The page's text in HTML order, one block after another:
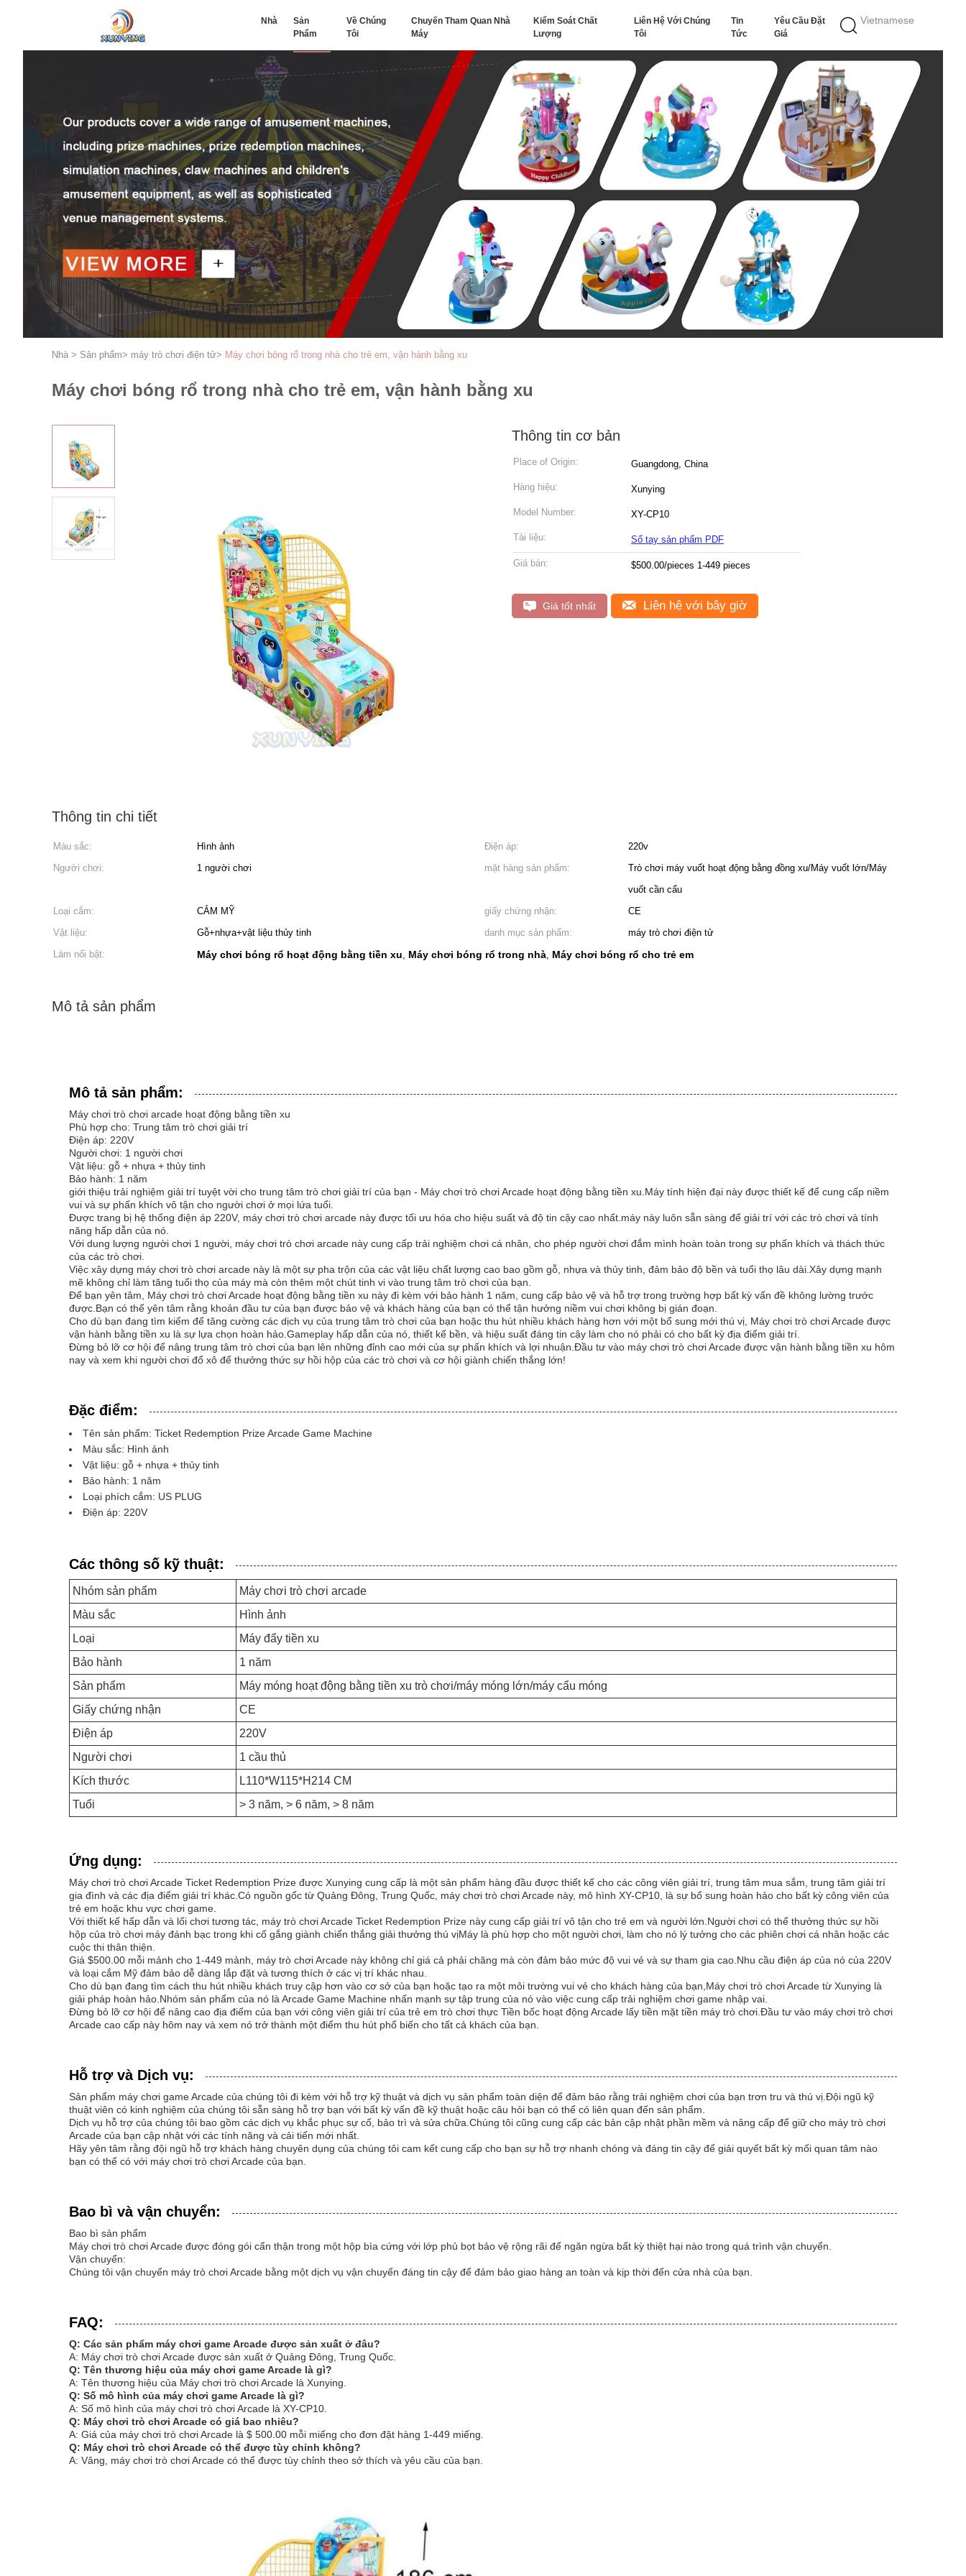
Vietnamese
Nhà
Sản
Phẩm
Về Chúng
Tôi
Chuyến Tham Quan Nhà
Máy
Kiểm Soát Chất
Lượng
Liên Hệ Với Chúng
Tôi
Tin
Tức
Yêu Cầu Đặt
Giá
Nhà > Sản phẩm> máy trò chơi điện tử> Máy chơi bóng rổ trong nhà cho trẻ em, vận hành bằng xu
Máy chơi bóng rổ trong nhà cho trẻ em, vận hành bằng xu
Thông tin cơ bản
Place of Origin: Guangdong, China
Hàng hiệu: Xunying
Model Number: XY-CP10
Tài liệu: Sổ tay sản phẩm PDF
Giá bán: $500.00/pieces 1-449 pieces
Giá tốt nhất Liên hệ với bây giờ
Thông tin chi tiết
Màu sắc: Hình ảnh Điện áp:
220v
Người chơi:
1 người chơi mặt hàng sản phẩm:
Trò chơi máy vuốt hoạt động bằng đồng xu/Máy vuốt lớn/Máy
vuốt cần cẩu
Loại cắm:
CẮM MỸ giấy chứng nhận:
CE
Vật liệu:
Gỗ+nhựa+vật liệu thủy tinh danh mục sản phẩm:
máy trò chơi điện tử
Làm nổi bật:
Máy chơi bóng rổ hoạt động bằng tiền xu, Máy chơi bóng rổ trong nhà, Máy chơi bóng rổ cho trẻ em
Mô tả sản phẩm
Mô tả sản phẩm:
Máy chơi trò chơi arcade hoạt động bằng tiền xu
Phù hợp cho: Trung tâm trò chơi giải trí
Điện áp: 220V
Người chơi: 1 người chơi
Vật liệu: gỗ + nhựa + thủy tinh
Bảo hành: 1 năm
giới thiệu trải nghiệm giải trí tuyệt vời cho trung tâm trò chơi giải trí của bạn - Máy chơi trò chơi Arcade hoạt động bằng tiền xu.Máy tính hiện đại này được thiết kế để cung cấp niềm
vui và sự phấn khích vô tận cho người chơi ở mọi lứa tuổi.
Được trang bị hệ thống điện áp 220V, máy chơi trò chơi arcade này được tối ưu hóa cho hiệu suất và độ tin cậy cao nhất.máy này luôn sẵn sàng để giải trí với các trò chơi và tính
năng hấp dẫn của nó.
Với dung lượng người chơi 1 người, máy chơi trò chơi arcade này cung cấp trải nghiệm chơi cá nhân, cho phép người chơi đắm mình hoàn toàn trong sự phấn khích và thách thức
của các trò chơi.
Việc xây dựng máy chơi trò chơi arcade này là một sự pha trộn của các vật liệu chất lượng cao bao gồm gỗ, nhựa và thủy tinh, đảm bảo độ bền và tuổi thọ lâu dài.Xây dựng mạnh
mẽ không chỉ làm tăng tuổi thọ của máy mà còn thêm một chút tinh vi vào trung tâm trò chơi của bạn.
Để bạn yên tâm, Máy chơi trò chơi Arcade hoạt động bằng tiền xu này đi kèm với bảo hành 1 năm, cung cấp bảo vệ và hỗ trợ trong trường hợp bất kỳ vấn đề không lường trước
được.Bạn có thể yên tâm rằng khoản đầu tư của bạn được bảo vệ và khách hàng của bạn có thể tận hưởng niềm vui chơi không bị gián đoạn.
Cho dù bạn đang tìm kiếm để tăng cường các dịch vụ của trung tâm trò chơi của bạn hoặc thu hút nhiều khách hàng hơn với một bổ sung mới thú vị, Máy chơi trò chơi Arcade được
vận hành bằng tiền xu là sự lựa chọn hoàn hảo.Gameplay hấp dẫn của nó, thiết kế bền, và hiệu suất đáng tin cậy làm cho nó phải có cho bất kỳ địa điểm giải trí.
Đừng bỏ lỡ cơ hội để nâng trung tâm trò chơi của bạn lên những đỉnh cao mới của sự phấn khích và lợi nhuận.Đầu tư vào máy chơi trò chơi Arcade được vận hành bằng tiền xu hôm
nay và xem khi người chơi đổ xô để thưởng thức sự hồi hộp của các trò chơi và cơ hội giành chiến thắng lớn!
Đặc điểm:
Tên sản phẩm: Ticket Redemption Prize Arcade Game Machine
Màu sắc: Hình ảnh
Vật liệu: gỗ + nhựa + thủy tinh
Bảo hành: 1 năm
Loại phích cắm: US PLUG
Điện áp: 220V
Các thông số kỹ thuật:
Nhóm sản phẩm
Máy chơi trò chơi arcade
Màu sắc
Hình ảnh
Loại
Máy đẩy tiền xu
Bảo hành
1 năm
Sản phẩm
Máy móng hoạt động bằng tiền xu trò chơi/máy móng lớn/máy cẩu móng
Giấy chứng nhận
CE
Điện áp
220V
Người chơi
1 cầu thủ
Kích thước
L110*W115*H214 CM
Tuổi
> 3 năm, > 6 năm, > 8 năm
Ứng dụng:
Máy chơi trò chơi Arcade Ticket Redemption Prize được Xunying cung cấp là một sản phẩm hàng đầu được thiết kế cho các công viên giải trí, trung tâm mua sắm, trung tâm giải trí
gia đình và các địa điểm giải trí khác.Có nguồn gốc từ Quảng Đông, Trung Quốc, máy chơi trò chơi Arcade này, mô hình XY-CP10, là sự bổ sung hoàn hảo cho bất kỳ công viên của
trẻ em hoặc khu vực chơi game.
Với thiết kế hấp dẫn và lối chơi tương tác, máy trò chơi Arcade Ticket Redemption Prize này cung cấp giải trí vô tận cho trẻ em và người lớn.Người chơi có thể thưởng thức sự hồi
hộp của trò chơi máy đánh bạc trong khi cố gắng giành chiến thắng giải thưởng thú vịMáy là phù hợp cho một người chơi, làm cho nó lý tưởng cho các phiên chơi cá nhân hoặc các
cuộc thi thân thiện.
Giá $500.00 mỗi mảnh cho 1-449 mảnh, máy trò chơi Arcade này không chỉ giá cả phải chăng mà còn đảm bảo mức độ vui vẻ và sự tham gia cao.Nhu cầu điện áp của nó của 220V
và loại cắm Mỹ đảm bảo dễ dàng lắp đặt và tương thích ở các vị trí khác nhau.
Cho dù bạn đang tìm cách thu hút nhiều khách truy cập hơn vào cơ sở của bạn hoặc tạo ra một môi trường vui vẻ cho khách hàng của bạn,Máy chơi trò chơi Arcade từ Xunying là
giải pháp hoàn hảo.Nhóm sản phẩm của nó là Arcade Game Machine nhấn mạnh sự tập trung của nó vào việc cung cấp trải nghiệm chơi game nhập vai.
Đừng bỏ lỡ cơ hội để nâng cao địa điểm của bạn với công viên giải trí của trẻ em trò chơi thực Tiền bốc hoạt động Arcade lấy tiền mặt tiền máy trò chơi.Đầu tư vào máy chơi trò chơi
Arcade cao cấp này hôm nay và xem nó trở thành một điểm thu hút phổ biến cho tất cả khách của bạn.
Hỗ trợ và Dịch vụ:
Sản phẩm máy chơi game Arcade của chúng tôi đi kèm với hỗ trợ kỹ thuật và dịch vụ sản phẩm toàn diện để đảm bảo rằng trải nghiệm chơi của bạn trơn tru và thú vị.Đội ngũ kỹ
thuật viên có kinh nghiệm của chúng tôi sẵn sàng hỗ trợ bạn với bất kỳ vấn đề kỹ thuật hoặc câu hỏi bạn có thể có liên quan đến sản phẩm.
Dịch vụ hỗ trợ của chúng tôi bao gồm các dịch vụ khắc phục sự cố, bảo trì và sửa chữa.Chúng tôi cũng cung cấp các bản cập nhật phần mềm và nâng cấp để giữ cho máy trò chơi
Arcade của bạn cập nhật với các tính năng và cải tiến mới nhất.
Hãy yên tâm rằng đội ngũ hỗ trợ khách hàng chuyên dụng của chúng tôi cam kết cung cấp cho bạn sự hỗ trợ nhanh chóng và đáng tin cậy để giải quyết bất kỳ mối quan tâm nào
bạn có thể có với máy chơi trò chơi Arcade của bạn.
Bao bì và vận chuyển:
Bao bì sản phẩm
Máy chơi trò chơi Arcade được đóng gói cẩn thận trong một hộp bìa cứng với lớp phủ bọt bảo vệ rộng rãi để ngăn ngừa bất kỳ thiệt hại nào trong quá trình vận chuyển.
Vận chuyển:
Chúng tôi vận chuyển máy trò chơi Arcade bằng một dịch vụ vận chuyển đáng tin cậy để đảm bảo giao hàng an toàn và kịp thời đến cửa nhà của bạn.
FAQ:
Q: Các sản phẩm máy chơi game Arcade được sản xuất ở đâu?
A: Máy chơi trò chơi Arcade được sản xuất ở Quảng Đông, Trung Quốc.
Q: Tên thương hiệu của máy chơi game Arcade là gì?
A: Tên thương hiệu của Máy chơi trò chơi Arcade là Xunying.
Q: Số mô hình của máy chơi game Arcade là gì?
A: Số mô hình của máy chơi trò chơi Arcade là XY-CP10.
Q: Máy chơi trò chơi Arcade có giá bao nhiêu?
A: Giá của máy chơi trò chơi Arcade là $ 500.00 mỗi miếng cho đơn đặt hàng 1-449 miếng.
Q: Máy chơi trò chơi Arcade có thể được tùy chỉnh không?
A: Vâng, máy chơi trò chơi Arcade có thể được tùy chỉnh theo sở thích và yêu cầu của bạn.